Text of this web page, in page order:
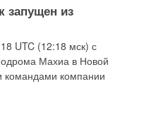
запущен из
UTC (12:18 мск) с
Махиа в Новой
командами компании